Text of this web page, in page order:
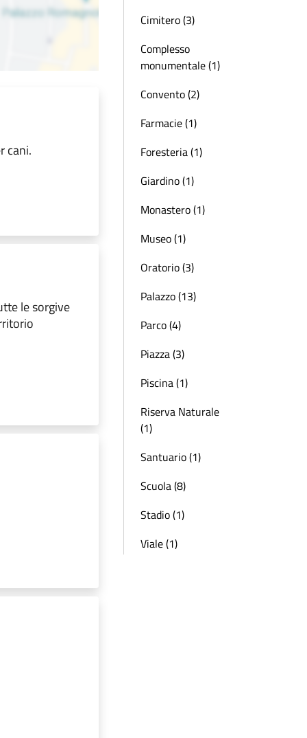
cani.
le sorgive
Cimitero (3)
Complesso
monumentale (1)
Convento (2)
Farmacie (1)
Foresteria (1)
Giardino (1)
Monastero (1)
Museo (1)
Oratorio (3)
Palazzo (13)
Parco (4)
Piazza (3)
Piscina (1)
Riserva Naturale
(1)
Santuario (1)
Scuola (8)
Stadio (1)
Viale (1)